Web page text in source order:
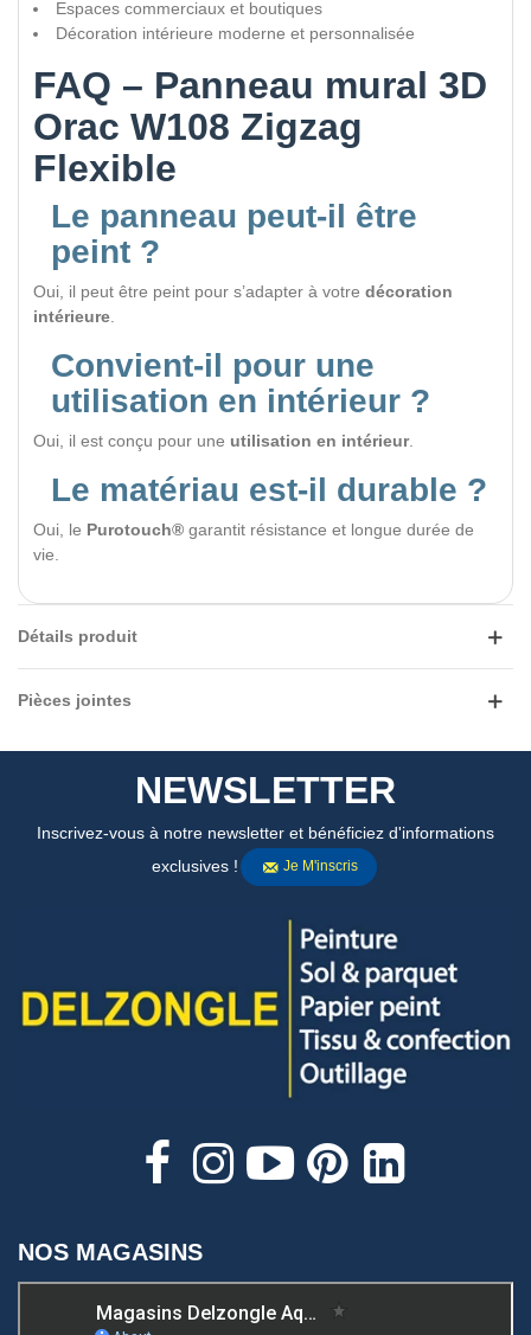
Espaces commerciaux et boutiques
Décoration intérieure moderne et personnalisée
FAQ – Panneau mural 3D
Orac W108 Zigzag
Flexible
Le panneau peut-il être
peint ?
Oui, il peut être peint pour s’adapter à votre décoration
intérieure.
Convient-il pour une
utilisation en intérieur ?
Oui, il est conçu pour une utilisation en intérieur.
Le matériau est-il durable ?
Oui, le Purotouch® garantit résistance et longue durée de
vie.
Détails produit
Pièces jointes
NEWSLETTER
Inscrivez-vous à notre newsletter et bénéficiez d'informations
exclusives !
Je M'inscris
NOS MAGASINS